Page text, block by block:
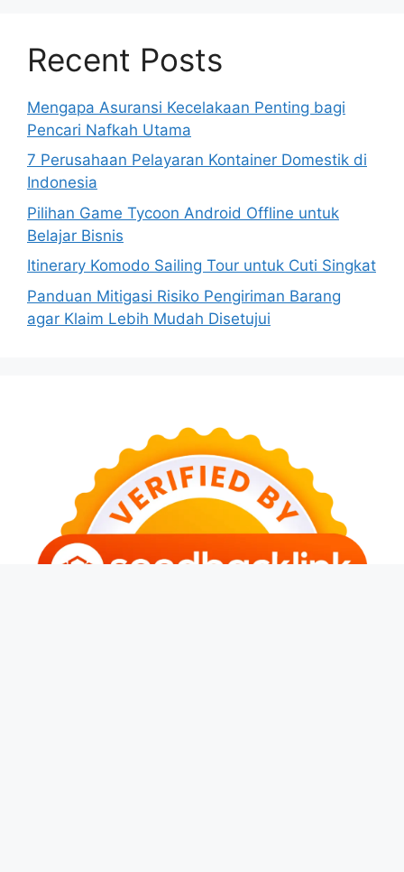
Recent Posts
Mengapa Asuransi Kecelakaan Penting bagi
Pencari Nafkah Utama
7 Perusahaan Pelayaran Kontainer Domestik di
Indonesia
Pilihan Game Tycoon Android Offline untuk
Belajar Bisnis
Itinerary Komodo Sailing Tour untuk Cuti Singkat
Panduan Mitigasi Risiko Pengiriman Barang
agar Klaim Lebih Mudah Disetujui